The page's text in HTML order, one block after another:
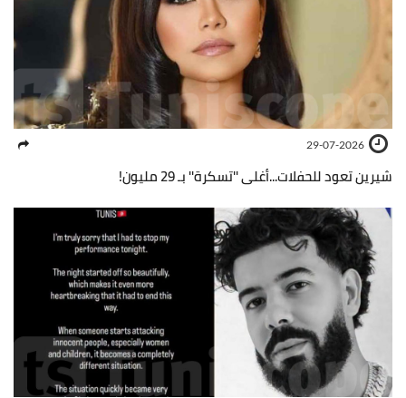
29-07-2026
شيرين تعود للحفلات...أغلى ''تسكرة'' بـ 29 مليون!